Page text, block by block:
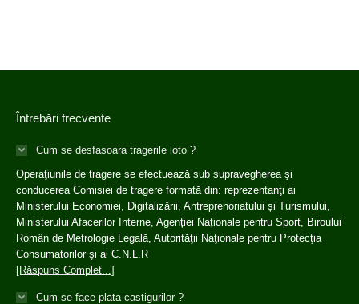
Întrebări frecvente
Cum se desfasoara tragerile loto ?
Operaţiunile de tragere se efectuează sub supravegherea şi
conducerea Comisiei de tragere formată din: reprezentanţi ai
Ministerului Economiei, Digitalizării, Antreprenoriatului și Turismului,
Ministerului Afacerilor Interne, Agenției Naționale pentru Sport, Biroului
Român de Metrologie Legală, Autorităţii Naţionale pentru Protecţia
Consumatorilor şi ai C.N.L.R
[Răspuns Complet...]
Cum se face plata castigurilor ?